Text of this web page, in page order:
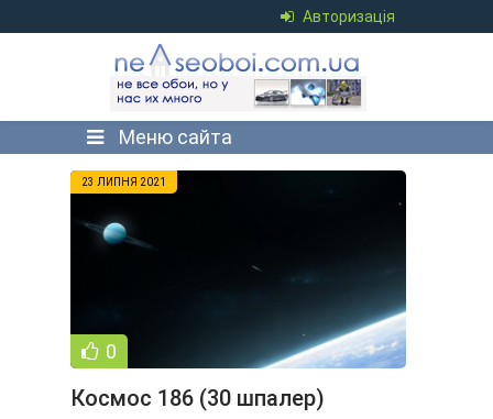
Авторизація
Меню сайта
23 ЛИПНЯ 2021
0
Космос 186 (30 шпалер)